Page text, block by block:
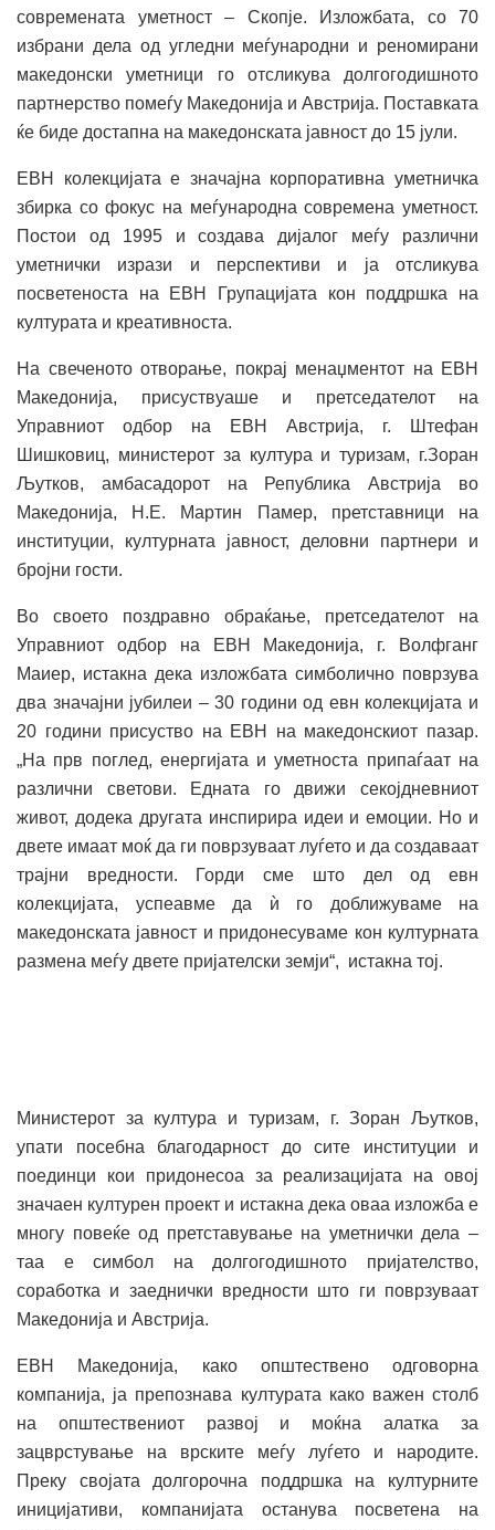
современата уметност – Скопје. Изложбата, со 70
избрани дела од угледни меѓународни и реномирани
македонски уметници го отсликува долгогодишното
партнерство помеѓу Македонија и Австрија. Поставката
ќе биде достапна на македонската јавност до 15 јули.
ЕВН колекцијата е значајна корпоративна уметничка
збирка со фокус на меѓународна современа уметност.
Постои од 1995 и создава дијалог меѓу различни
уметнички изрази и перспективи и ја отсликува
посветеноста на ЕВН Групацијата кон поддршка на
културата и креативноста.
На свеченото отворање, покрај менаџментот на ЕВН
Македонија, присуствуаше и претседателот на
Управниот одбор на ЕВН Австрија, г. Штефан
Шишковиц, министерот за култура и туризам, г.Зоран
Љутков, амбасадорот на Република Австрија во
Македонија, Н.Е. Мартин Памер, претставници на
институции, културната јавност, деловни партнери и
бројни гости.
Во своето поздравно обраќање, претседателот на
Управниот одбор на ЕВН Македонија, г. Волфганг
Маиер, истакна дека изложбата симболично поврзува
два значајни јубилеи – 30 години од евн колекцијата и
20 години присуство на ЕВН на македонскиот пазар.
„На прв поглед, енергијата и уметноста припаѓаат на
различни светови. Едната го движи секојдневниот
живот, додека другата инспирира идеи и емоции. Но и
двете имаат моќ да ги поврзуваат луѓето и да создаваат
трајни вредности. Горди сме што дел од евн
колекцијата, успеавме да ѝ го доближуваме на
македонската јавност и придонесуваме кон културната
размена меѓу двете пријателски земји“, истакна тој.
Министерот за култура и туризам, г. Зоран Љутков,
упати посебна благодарност до сите институции и
поединци кои придонесоа за реализацијата на овој
значаен културен проект и истакна дека оваа изложба е
многу повеќе од претставување на уметнички дела –
таа е симбол на долгогодишното пријателство,
соработка и заеднички вредности што ги поврзуваат
Македонија и Австрија.
ЕВН Македонија, како општествено одговорна
компанија, ја препознава културата како важен столб
на општествениот развој и моќна алатка за
зацврстување на врските меѓу луѓето и народите.
Преку својата долгорочна поддршка на културните
иницијативи, компанијата останува посветена на